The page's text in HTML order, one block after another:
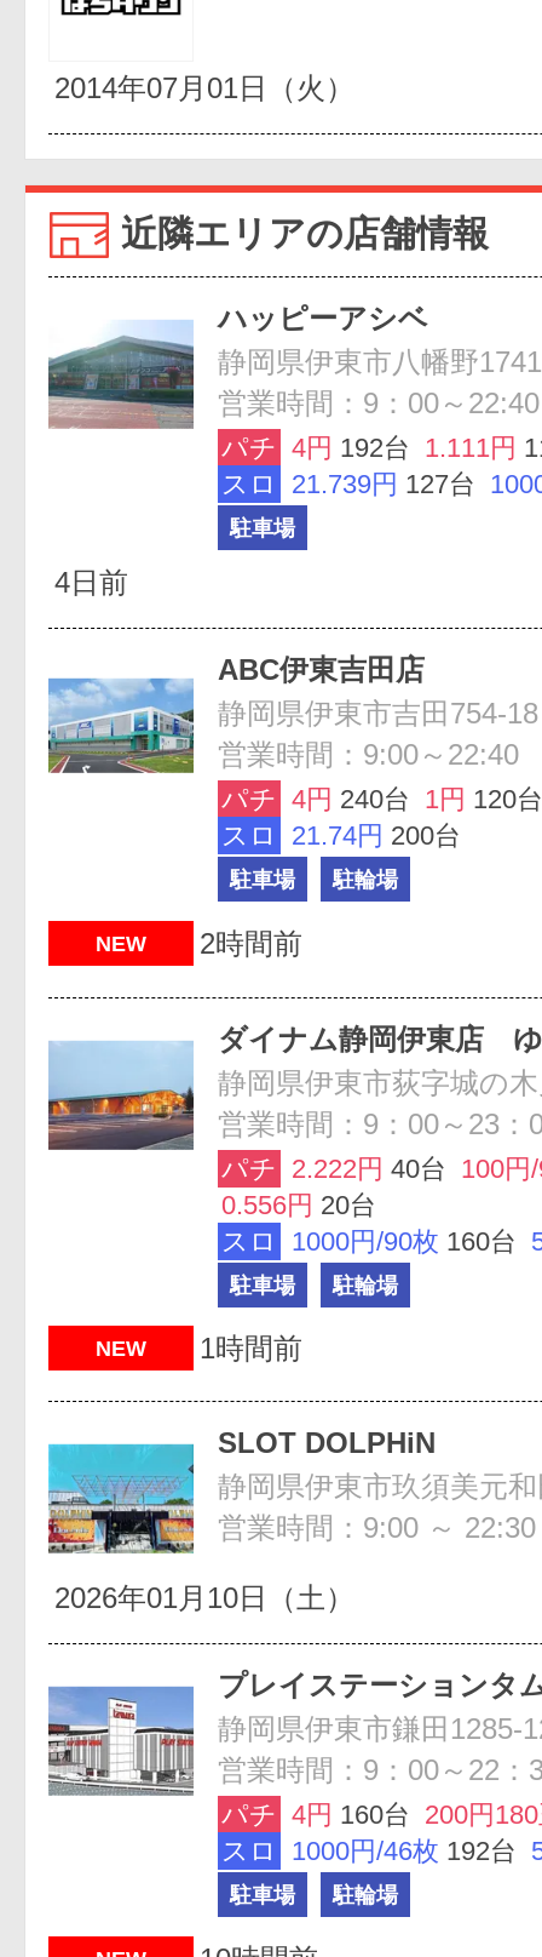
2014年07月01日（火）
近隣エリアの店舗情報
ハッピーアシベ
静岡県伊東市八幡野
営業時間：9：00～22:40
パチ 4円 192台 1.111円
スロ
21.739円 127台
駐車場
4日前
ABC伊東吉田店
静岡県伊東市吉田754-18
営業時間：9:00～22:40
パチ 4円 240台 1円 120台
スロ
21.74円 200台
駐車場 駐輪場
NEW 2時間前
ダイナム静岡伊東店
静岡県伊東市荻字城の
営業時間：9：00～23：
パチ 2.222円 40台 100円
0.556円 20台
スロ
1000円/90枚 160台
駐車場 駐輪場
NEW 1時間前
SLOT DOLPHiN
静岡県伊東市玖須美元
営業時間：9:00 ～ 22:30
2026年01月10日（土）
プレイステーションタ
静岡県伊東市鎌田1285-
営業時間：9：00～22：
パチ 4円 160台 200円
スロ
1000円/46枚 192台
駐車場 駐輪場